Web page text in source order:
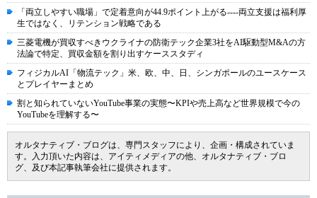
「両立しやすい職場」で定着意向が44.9ポイント上がる----両立支援は福利厚
生ではなく、リテンション戦略である
三菱電機が買収すべきウクライナの防衛テック企業3社をAI駆動型M&Aの方
法論で特定、買収金額を割り出すケーススタディ
フィジカルAI「物流テック」米、欧、中、日、シンガポールのユースケース
とプレイヤーまとめ
割と知られていないYouTube事業の実態〜KPIや売上高など世界規模で今の
YouTubeを理解する〜
オルタナティブ・ブログは、専門スタッフにより、企画・構成されていま
す。入力頂いた内容は、アイティメディアの他、オルタナティブ・ブロ
グ、及び本記事執筆会社に提供されます。